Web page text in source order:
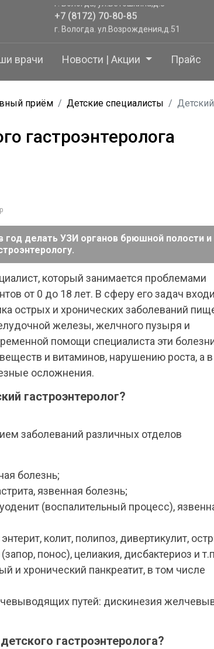
+7 (8172) 70-80-85
г. Вологда. ул.Возрождения,д.51
+7 (8172) 70-80-85
+7 (921) 065 9208
врачи Новости | Акции Прайс
приём Детские специалисты
гастроэнтеролога
делать УЗИ органов брюшной полости и
который занимается проблемами
от 0 до 18 лет. В сферу его задач
острых и хронических заболеваний
железы, желчного пузыря и
помощи специалиста эти
и витаминов, нарушению роста, а в
осложнения.
гастроэнтеролог?
заболеваний различных отделов
болезнь;
язвенная болезнь;
(воспалительный процесс),
колит, полипоз, дивертикулит,
понос), целиакия, дисбактериоз и
и хронический панкреатит, в том числе
путей: дискинезия
гастроэнтеролога?